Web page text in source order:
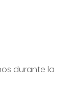
durante la